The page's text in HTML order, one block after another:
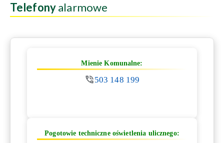
Telefonyalarmowe
Mienie Komunalne:
503 148 199
Pogotowie techniczne oświetlenia ulicznego: